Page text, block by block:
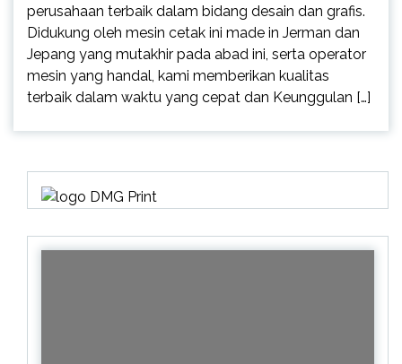
perusahaan terbaik dalam bidang desain dan grafis.
Didukung oleh mesin cetak ini made in Jerman dan
Jepang yang mutakhir pada abad ini, serta operator
mesin yang handal, kami memberikan kualitas
terbaik dalam waktu yang cepat dan Keunggulan […]